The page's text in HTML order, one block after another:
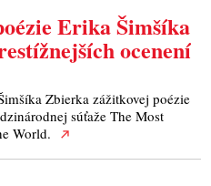
Erika Šimšíka
ocenení
Zbierka zážitkovej poézie
súťaže The Most
World.